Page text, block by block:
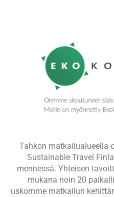
Tahkon matkailualueella
Sustainable Travel
mennessä. Yhteisen
mukana noin 20
uskomme matkailun